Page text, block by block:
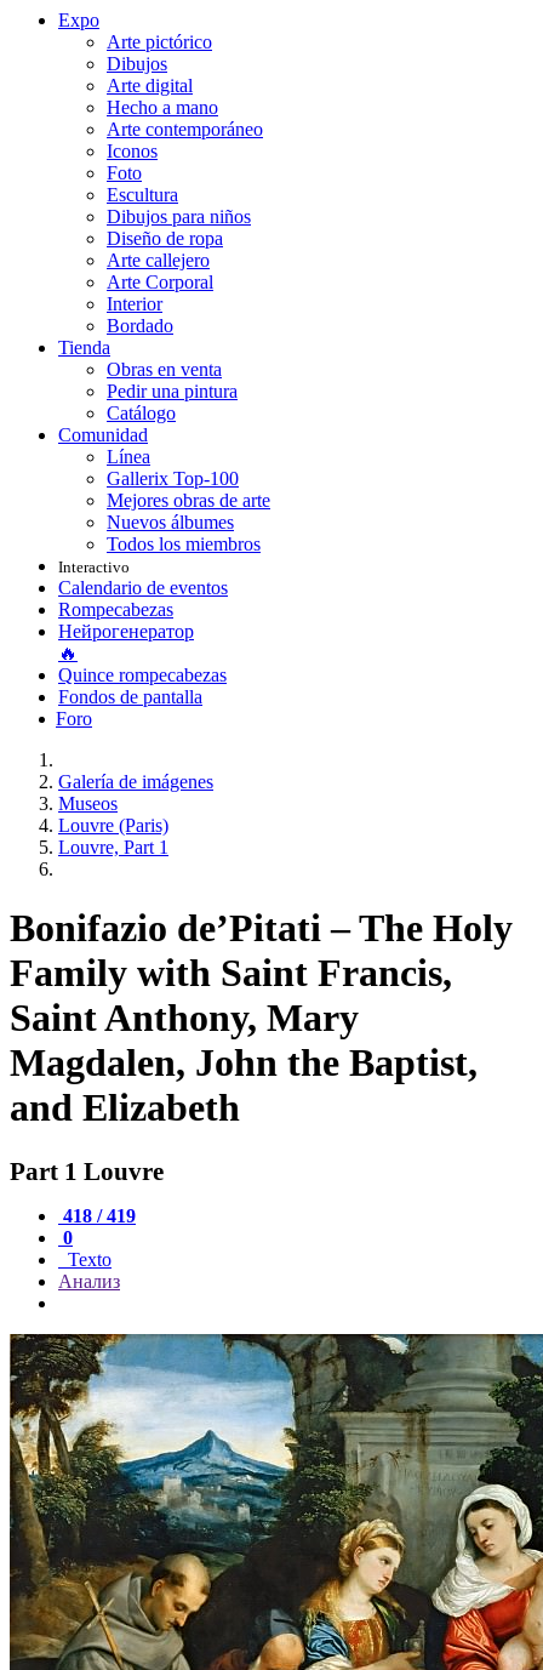
Expo
Arte pictórico
Dibujos
Arte digital
Hecho a mano
Arte contemporáneo
Iconos
Foto
Escultura
Dibujos para niños
Diseño de ropa
Arte callejero
Arte Corporal
Interior
Bordado
Tienda
Obras en venta
Pedir una pintura
Catálogo
Comunidad
Línea
Gallerix Top-100
Mejores obras de arte
Nuevos álbumes
Todos los miembros
Interactivo
Calendario de eventos
Rompecabezas
Нейрогенератор
🔥
Quince rompecabezas
Fondos de pantalla
Foro
Galería de imágenes
Museos
Louvre (Paris)
Louvre, Part 1
Bonifazio de’Pitati – The Holy
Family with Saint Francis,
Saint Anthony, Mary
Magdalen, John the Baptist,
and Elizabeth
Part 1 Louvre
418 / 419
0
Texto
Анализ